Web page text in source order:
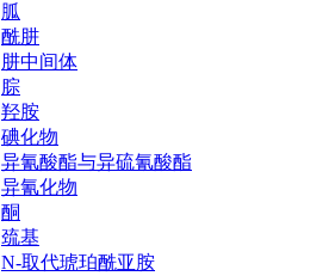
胍
酰肼
肼中间体
腙
羟胺
碘化物
异氰酸酯与异硫氰酸酯
异氰化物
酮
巯基
N-取代琥珀酰亚胺